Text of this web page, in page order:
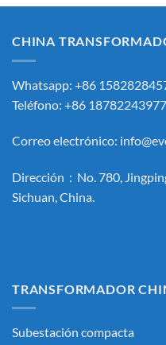
CHINA
Whatsapp: +86
Teléfono: +86 18782243977
Correo electrónico:
Dirección：No. 780,
Sichuan, China.
TRANSFORMADOR
Subestación compacta